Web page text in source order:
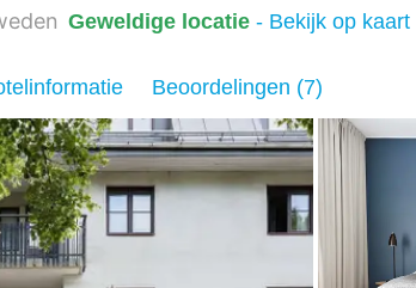
Geweldige locatie - Bekijk op kaart
Beoordelingen (7)